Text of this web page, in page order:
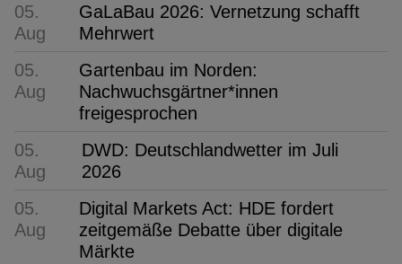
05.
Aug
GaLaBau 2026: Vernetzung schafft
Mehrwert
05.
Aug
Gartenbau im Norden:
Nachwuchsgärtner*innen
freigesprochen
05.
Aug
DWD: Deutschlandwetter im Juli
2026
05.
Aug
Digital Markets Act: HDE fordert
zeitgemäße Debatte über digitale
Märkte